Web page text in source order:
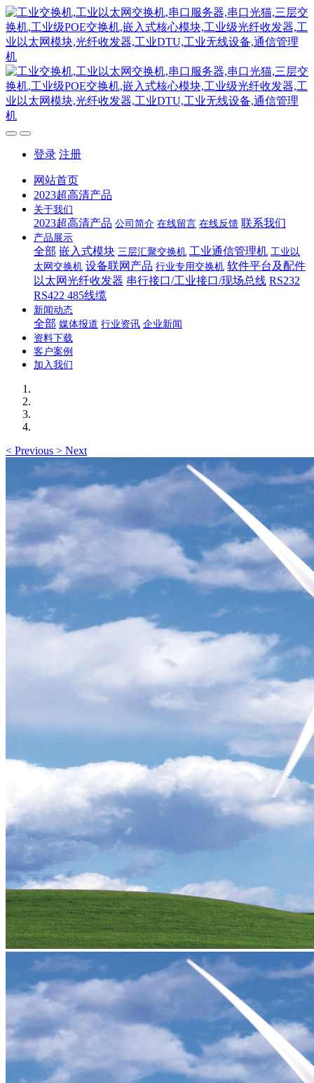
登录 注册
网站首页
2023超高清产品
关于我们
2023超高清产品 公司简介 在线留言 在线反馈 联系我们
产品展示
全部 嵌入式模块 三层汇聚交换机 工业通信管理机 工业以
太网交换机 设备联网产品 行业专用交换机 软件平台及配件
以太网光纤收发器 串行接口/工业接口/现场总线 RS232
RS422 485线缆
新闻动态
全部 媒体报道 行业资讯 企业新闻
资料下载
客户案例
加入我们
< Previous > Next